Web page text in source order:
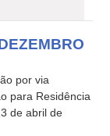
por via
para Residência
de abril de